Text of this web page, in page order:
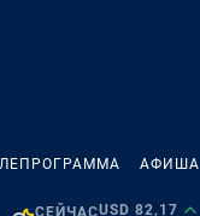
АФИША
СЕЙЧАСUSD 82,17